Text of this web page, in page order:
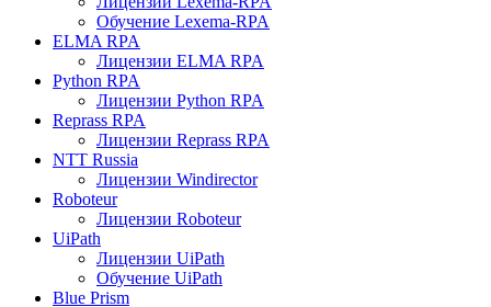
Обучение Lexema-RPA
ELMA RPA
Лицензии ELMA RPA
Python RPA
Лицензии Python RPA
Reprass RPA
Лицензии Reprass RPA
NTT Russia
Лицензии Windirector
Roboteur
Лицензии Roboteur
UiPath
Лицензии UiPath
Обучение UiPath
Blue Prism